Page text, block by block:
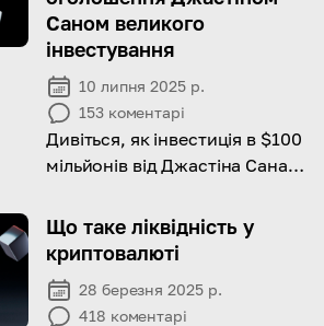
Саном великого
інвестування
10 липня 2025 р.
153 коментарі
Дивіться, як інвестиція в $100
мільйонів від Джастіна Сана
мем-монети TRUMP.
Що таке ліквідність у
криптовалюті
28 березня 2025 р.
418 коментарі